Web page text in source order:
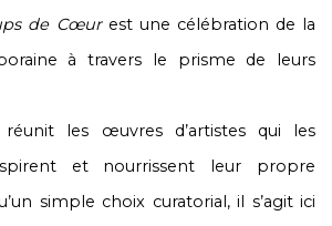
de Cœurest une célébration de la
à travers le prisme de leurs
les œuvres d’artistes qui les
et nourrissent leur propre
simple choix curatorial, il s’agit ici